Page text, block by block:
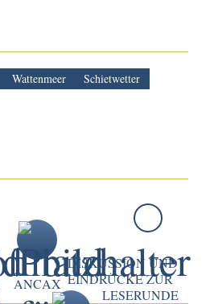
Wattenmeer
Schietwetter
ANCAX
DISKUSSION UND
EINDRÜCKE ZUR
LESERUNDE